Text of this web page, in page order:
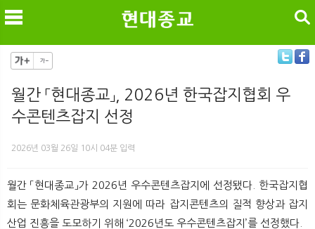
메
검색
월간 「현대종교」, 2026년 한국잡지협회 우
수콘텐츠잡지 선정
2026년 03월 26일 10시 04분 입력
월간 「현대종교」가 2026년 우수콘텐츠잡지에 선정됐다. 한국잡지협
회는 문화체육관광부의 지원에 따라 잡지콘텐츠의 질적 향상과 잡지
산업 진흥을 도모하기 위해 ‘2026년도 우수콘텐츠잡지’를 선정했다.